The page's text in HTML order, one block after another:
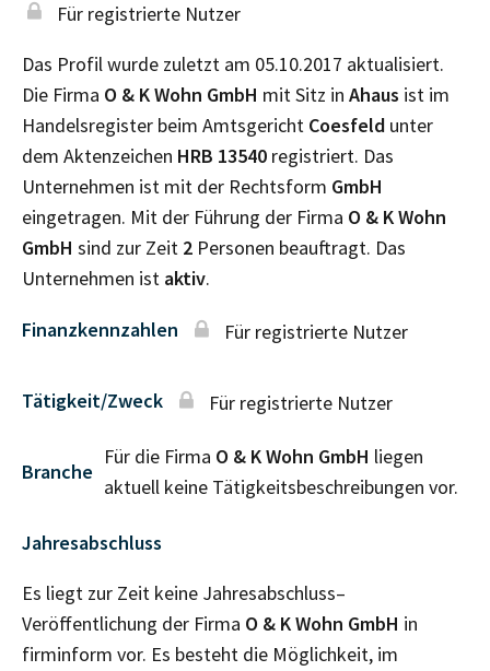
Für registrierte Nutzer
Das Profil wurde zuletzt am 05.10.2017 aktualisiert.
Die Firma O & K Wohn GmbH mit Sitz in Ahaus ist im
Handelsregister beim Amtsgericht Coesfeld unter
dem Aktenzeichen HRB 13540 registriert. Das
Unternehmen ist mit der Rechtsform GmbH
eingetragen. Mit der Führung der Firma O & K Wohn
GmbH sind zur Zeit 2 Personen beauftragt. Das
Unternehmen ist aktiv.
Finanzkennzahlen Für registrierte Nutzer
Tätigkeit/Zweck Für registrierte Nutzer
Branche
Für die Firma O & K Wohn GmbH liegen
aktuell keine Tätigkeitsbeschreibungen vor.
Jahresabschluss
Es liegt zur Zeit keine Jahresabschluss–
Veröffentlichung der Firma O & K Wohn GmbH in
firminform vor. Es besteht die Möglichkeit, im